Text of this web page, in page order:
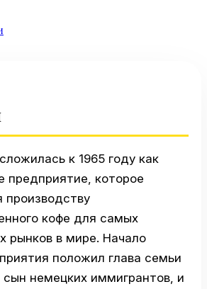
к 1965 году как
предприятие, которое
производству
кофе для самых
рынков в мире. Начало
положил глава семьи
сын немецких иммигрантов, и